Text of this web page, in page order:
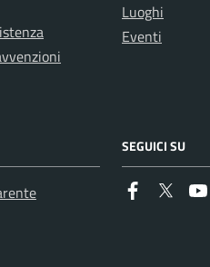
Luoghi
Eventi
SEGUICI SU
Faceboook
Twitter